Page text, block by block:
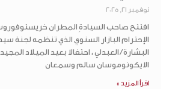
نوفمبر 21, 2025
افتتح صاحب السيادةِ المطران
الإحترام البازار السنوي الذي تنظمه لجنة
البشارة / العبدلي ، احتفالا بعيد الميلاد
الايكونوموسان سالم وسمعان
اقرأ المزيد »